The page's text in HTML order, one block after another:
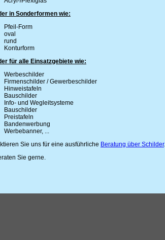
in Sonderformen wie:
Pfeil-Form
oval
rund
Konturform
für alle Einsatzgebiete wie:
Werbeschilder
Firmenschilder / Gewerbeschilder
Hinweistafeln
Bauschilder
Info- und Wegleitsysteme
Bauschilder
Preistafeln
Bandenwerbung
Werbebanner, ...
Sie uns für eine ausführliche Beratung über Schilder.
Sie gerne.